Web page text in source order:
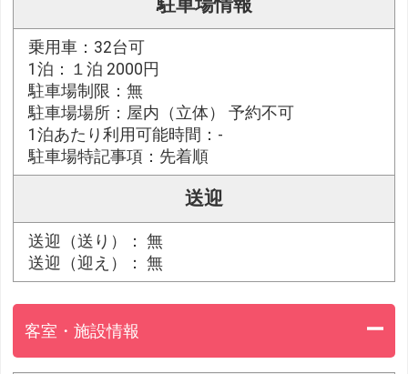
駐車場情報
乗用車：32台可
1泊：１泊 2000円
駐車場制限：無
駐車場場所：屋内（立体） 予約不可
1泊あたり利用可能時間：-
駐車場特記事項：先着順
送迎
送迎（送り）： 無
送迎（迎え）： 無
客室・施設情報